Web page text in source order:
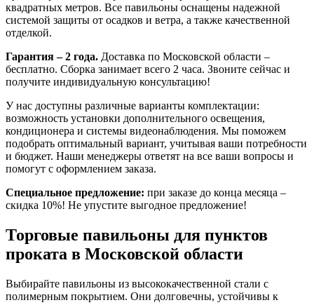
квадратных метров. Все павильоны оснащены надежной
системой защиты от осадков и ветра, а также качественной
отделкой.
Гарантия – 2 года. Доставка по Московской области –
бесплатно. Сборка занимает всего 2 часа. Звоните сейчас и
получите индивидуальную консультацию!
У нас доступны различные варианты комплектации:
возможность установки дополнительного освещения,
кондиционера и системы видеонаблюдения. Мы поможем
подобрать оптимальный вариант, учитывая ваши потребности
и бюджет. Наши менеджеры ответят на все ваши вопросы и
помогут с оформлением заказа.
Специальное предложение: при заказе до конца месяца –
скидка 10%! Не упустите выгодное предложение!
Торговые павильоны для пунктов
проката в Московской области
Выбирайте павильоны из высококачественной стали с
полимерным покрытием. Они долговечны, устойчивы к